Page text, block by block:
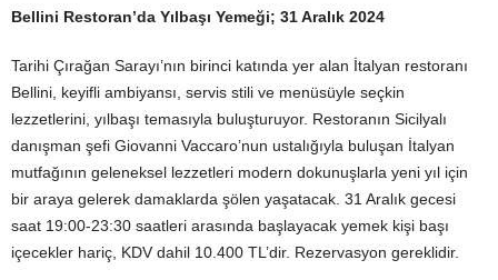
Bellini Restoran’da Yılbaşı Yemeği; 31 Aralık 2024
Tarihi Çırağan Sarayı’nın birinci katında yer alan İtalyan restoranı
Bellini, keyifli ambiyansı, servis stili ve menüsüyle seçkin
lezzetlerini, yılbaşı temasıyla buluşturuyor. Restoranın Sicilyalı
danışman şefi Giovanni Vaccaro’nun ustalığıyla buluşan İtalyan
mutfağının geleneksel lezzetleri modern dokunuşlarla yeni yıl için
bir araya gelerek damaklarda şölen yaşatacak. 31 Aralık gecesi
saat 19:00-23:30 saatleri arasında başlayacak yemek kişi başı
içecekler hariç, KDV dahil 10.400 TL’dir. Rezervasyon gereklidir.